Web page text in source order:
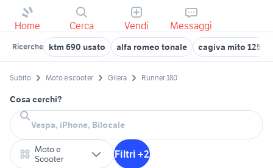
Home Cerca Vendi Messaggi
Ricerche ktm 690 usato alfa romeo tonale cagiva mito 125
Subito Moto e scooter Gilera Runner 180
Cosa cerchi?
Moto e
Scooter
Filtri +2